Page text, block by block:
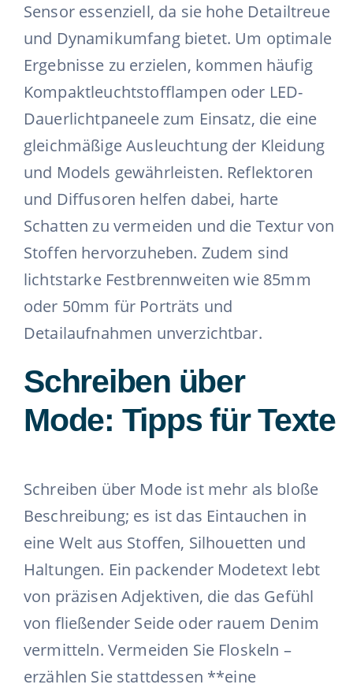
Sensor essenziell, da sie hohe Detailtreue
und Dynamikumfang bietet. Um optimale
Ergebnisse zu erzielen, kommen häufig
Kompaktleuchtstofflampen oder LED-
Dauerlichtpaneele zum Einsatz, die eine
gleichmäßige Ausleuchtung der Kleidung
und Models gewährleisten. Reflektoren
und Diffusoren helfen dabei, harte
Schatten zu vermeiden und die Textur von
Stoffen hervorzuheben. Zudem sind
lichtstarke Festbrennweiten wie 85mm
oder 50mm für Porträts und
Detailaufnahmen unverzichtbar.
Schreiben über
Mode: Tipps für Texte
Schreiben über Mode ist mehr als bloße
Beschreibung; es ist das Eintauchen in
eine Welt aus Stoffen, Silhouetten und
Haltungen. Ein packender Modetext lebt
von präzisen Adjektiven, die das Gefühl
von fließender Seide oder rauem Denim
vermitteln. Vermeiden Sie Floskeln –
erzählen Sie stattdessen **eine